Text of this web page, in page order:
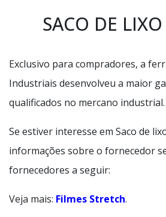
SACO DE
Exclusivo para compradores, a
Industriais desenvolveu a maior
qualificados no mercano industrial.
Se estiver interesse em Saco de
informações sobre o fornecedor
fornecedores a seguir:
Veja mais: Filmes Stretch.